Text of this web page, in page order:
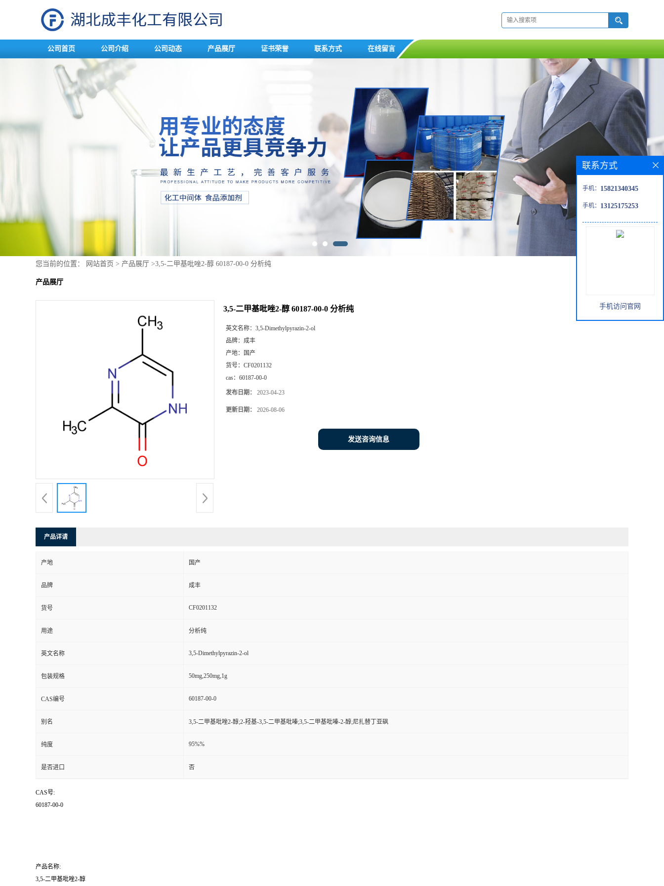
公司首页 公司介绍 公司动态 产品展厅 证书荣誉 联系方式 在线留言
您当前的位置： 网站首页 > 产品展厅 >3,5-二甲基吡唑2-醇 60187-00-0 分析纯
产品展厅
3,5-二甲基吡唑2-醇 60187-00-0 分析纯
英文名称： 3,5-Dimethylpyrazin-2-ol
品牌： 成丰
产地：
国产
货号： CF0201132
cas： 60187-00-0
发布日期： 2023-04-23
更新日期： 2026-08-06
发送咨询信息
产品详请
产地 国产
品牌 成丰
货号 CF0201132
用途 分析纯
英文名称 3,5-Dimethylpyrazin-2-ol
包装规格 50mg,250mg,1g
CAS编号 60187-00-0
别名 3,5-二甲基吡唑2-醇;2-羟基-3,5-二甲基吡嗪;3,5-二甲基吡嗪-2-醇;尼扎替丁亚砜
纯度 95%%
是否进口 否
CAS号:
60187-00-0
产品名称:
3,5-二甲基吡唑2-醇
联系方式
手机： 15821340345
手机： 13125175253
手机访问官网